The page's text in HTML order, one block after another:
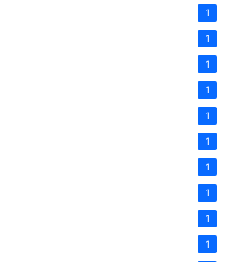
1
1
1
1
1
1
1
1
1
1